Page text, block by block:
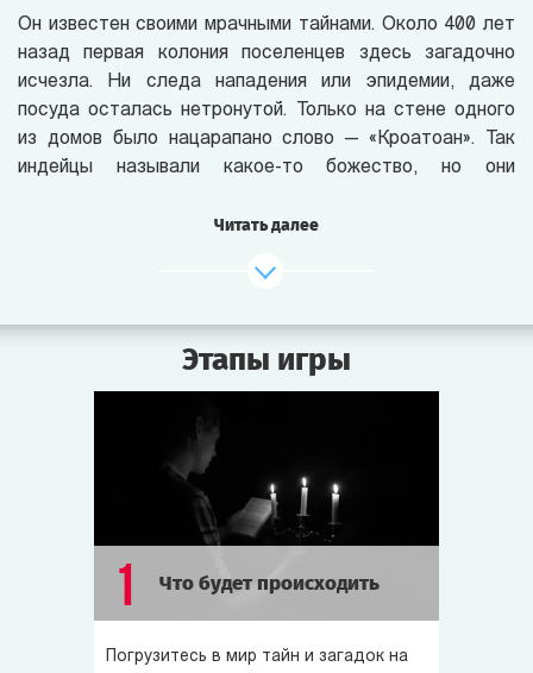
Он известен своими мрачными тайнами. Около 400 лет
назад первая колония поселенцев здесь загадочно
исчезла. Ни следа нападения или эпидемии, даже
посуда осталась нетронутой. Только на стене одного
из домов было нацарапано слово — «Кроатоан». Так
индейцы называли какое-то божество, но они
колонии. Сегодняшнее лунное затмение совпадает
происходили странные события. Может, и на этот раз
что-то случится?..
Роанок полон слухов и легенд. Говорят, 100 лет назад
в старом доме Пергамов жил колдун — Эйб Пергам,
который похищал людей и приносил их в жертву
дьяволу. Однажды колдун загадочно исчез, но его дом
и по сей день обходят стороной. Ходят слухи, что
Говорят, на острове всем заправляет тайное общество,
Читать далее
Этапы игры
1 Что будет происходить
Погрузитесь в мир тайн и загадок на